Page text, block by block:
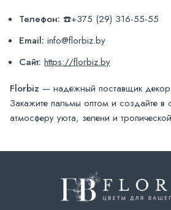
Телефон: ☎️+375 (29) 316-55-55
Email: info@florbiz.by
Сайт: https://florbiz.by
Florbiz — надёжный поставщик
Закажите пальмы оптом и создайте в
атмосферу уюта, зелени и тропической